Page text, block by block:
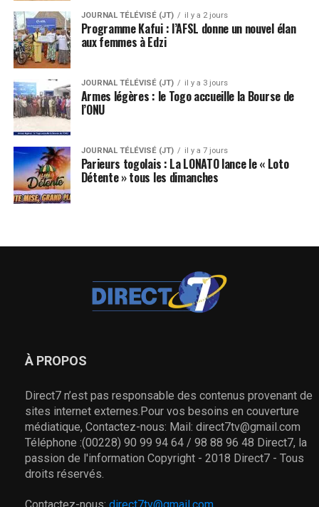
JOURNAL TÉLÉVISÉ (JT) il y a 2 jours
Programme Kafui : l’AFSL donne un nouvel élan
aux femmes à Edzi
JOURNAL TÉLÉVISÉ (JT) il y a 3 jours
Armes légères : le Togo accueille la Bourse de
l’ONU
JOURNAL TÉLÉVISÉ (JT) il y a 7 jours
Parieurs togolais : La LONATO lance le « Loto
Détente » tous les dimanches
À PROPOS
Direct7 n’est pas responsable des contenus provenant de
sites internet externes.Pour vos besoins en couverture
médiatique, Contactez-nous: Mail: direct7tv@gmail.com
Téléphone :(00228) 90 99 94 64 / 98 88 96 48 Direct7, la
passion de l'information Copyright - 2018 Direct7 - Tous
droits réservés.